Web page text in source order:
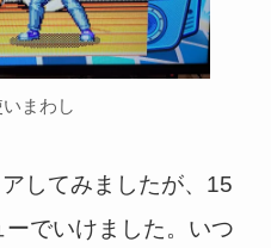
まわし
してみましたが、15
でいけました。いつ